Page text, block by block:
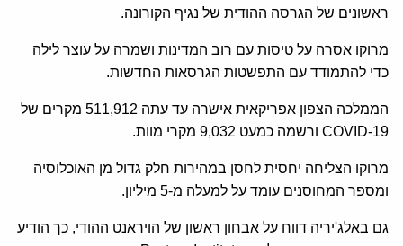
ראשונים של הגרסה ההודית של נגיף הקורונה.
מרוקו אסרה על טיסות עם רוב המדינות ושמרה על עוצר לילה
כדי להתמודד עם התפשטות הגרסאות החדשות.
הממלכה הצפון אפריקאית אישרה עד עתה 511,912 מקרים של
COVID-19 ורשמה כמעט 9,032 מקרי מוות.
מרוקו הצליחה יחסית לחסן במהירות חלק גדול מן האוכלוסיה
ומספר המחוסנים עומד על למעלה מ-5 מיליון.
גם באלג'יריה דווח על אבחון ראשון של הויראנט ההודי, כך הודיע